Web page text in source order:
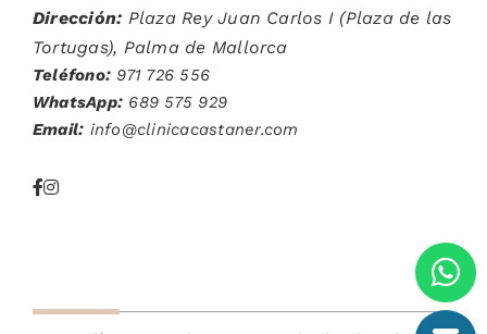
Dirección: Plaza Rey Juan Carlos I (Plaza de las
Tortugas), Palma de Mallorca
Teléfono: 971 726 556
WhatsApp: 689 575 929
Email: info@clinicacastaner.com